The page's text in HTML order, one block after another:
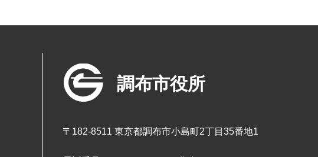
調布市役所
〒182-8511 東京都調布市小島町2丁目35番地1